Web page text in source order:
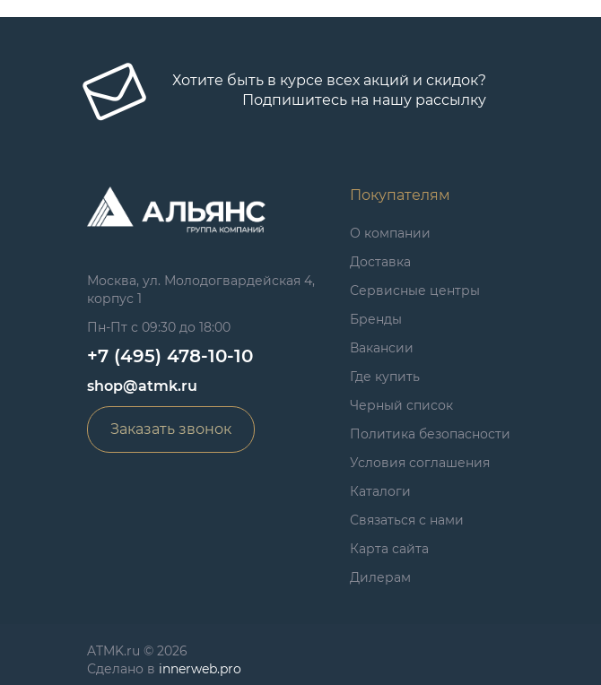
Хотите быть в курсе всех акций и скидок?
Подпишитесь на нашу рассылку
Москва, ул. Молодогвардейская 4,
корпус 1
Пн-Пт с 09:30 до 18:00
+7 (495) 478-10-10
shop@atmk.ru
Заказать звонок
Покупателям
О компании
Доставка
Сервисные центры
Бренды
Вакансии
Где купить
Черный список
Политика безопасности
Условия соглашения
Каталоги
Связаться с нами
Карта сайта
Дилерам
ATMK.ru © 2026
Сделано в innerweb.pro